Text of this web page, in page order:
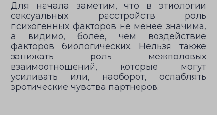
Для начала заметим, что в этиологии
сексуальных расстройств роль
психогенных факторов не менее значима,
а видимо, более, чем воздействие
факторов биологических. Нельзя также
занижать роль межполовых
взаимоотношений, которые могут
усиливать или, наоборот, ослаблять
эротические чувства партнеров.